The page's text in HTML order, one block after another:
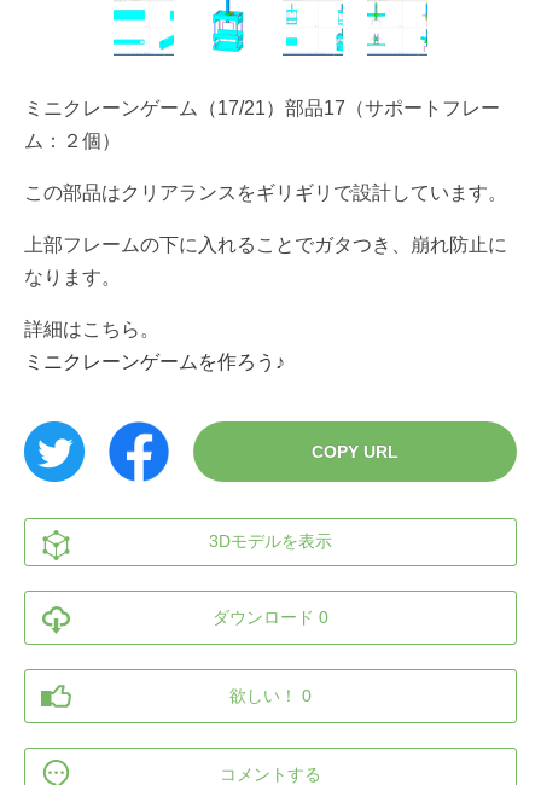
ミニクレーンゲーム（17/21）部品17（サポートフレー
ム：２個）
この部品はクリアランスをギリギリで設計しています。
上部フレームの下に入れることでガタつき、崩れ防止に
なります。
詳細はこちら。
ミニクレーンゲームを作ろう♪
COPY URL
3Dモデルを表示
ダウンロード 0
欲しい！ 0
コメントする